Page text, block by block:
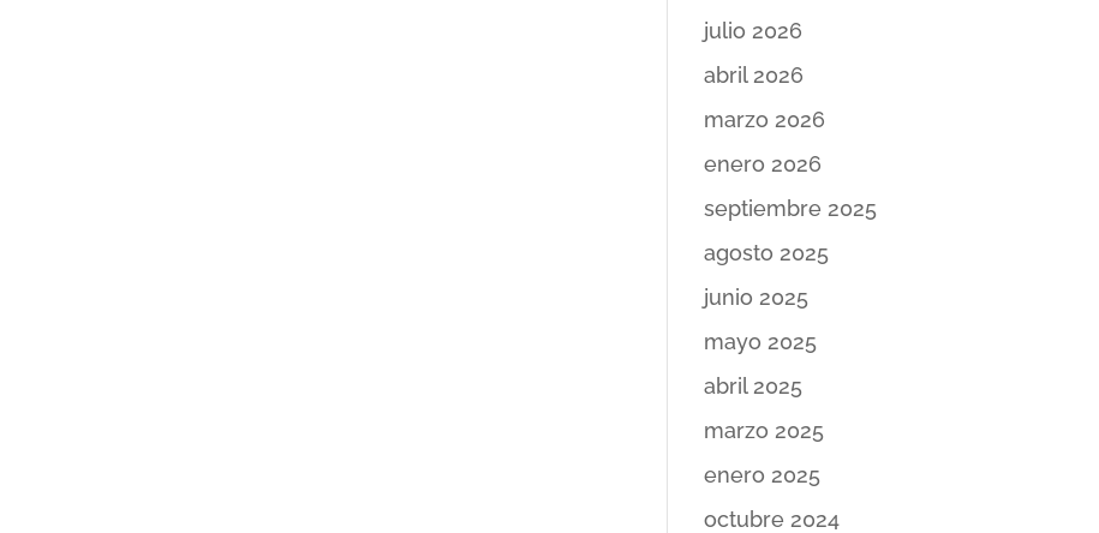
julio 2026
abril 2026
marzo 2026
enero 2026
septiembre 2025
agosto 2025
junio 2025
mayo 2025
abril 2025
marzo 2025
enero 2025
octubre 2024